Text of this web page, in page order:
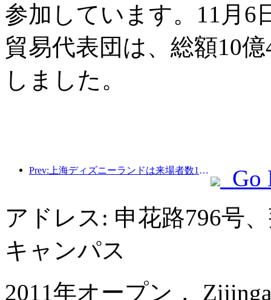
参加しています。11月6
貿易代表団は、総額10
しました。
Prev:上海ディズニーランドは来場者数1億人を突破し、4つ目のテーマホテルをオープンして拡張される予定。
Go
アドレス: 申花路796号
キャンパス
2011年オープン，